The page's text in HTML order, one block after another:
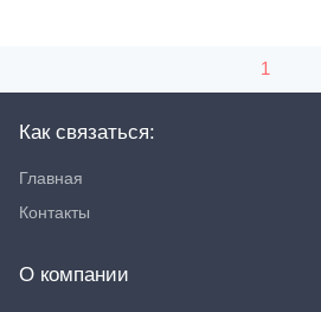
1
Как связаться:
Главная
Контакты
О компании